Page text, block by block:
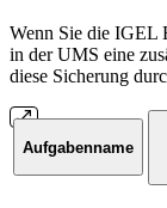
Wenn Sie die IGEL
in der UMS eine
diese Sicherung
Aufgabenname